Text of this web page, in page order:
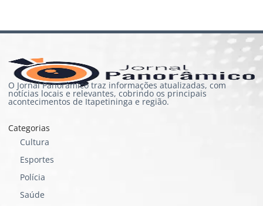
O Jornal Panorâmico traz informações atualizadas, com
notícias locais e relevantes, cobrindo os principais
acontecimentos de Itapetininga e região.
Categorias
Cultura
Esportes
Polícia
Saúde